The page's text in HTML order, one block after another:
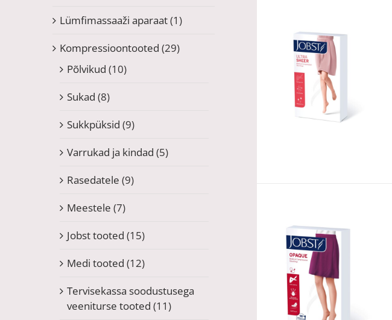
Lümfimassaaži aparaat(1)
Kompressioontooted (29)
Põlvikud (10)
Sukad (8)
Sukkpüksid (9)
Varrukad ja kindad (5)
Rasedatele (9)
Meestele (7)
Jobst tooted (15)
Medi tooted (12)
Tervisekassa soodustusega
veeniturse tooted (11)